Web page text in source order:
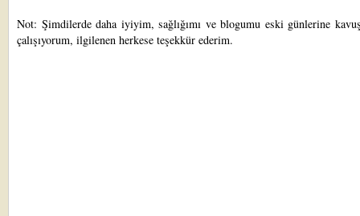
Not: Şimdilerde daha iyiyim, sağlığımı ve blogumu eski günlerine
çalışıyorum, ilgilenen herkese teşekkür ederim.